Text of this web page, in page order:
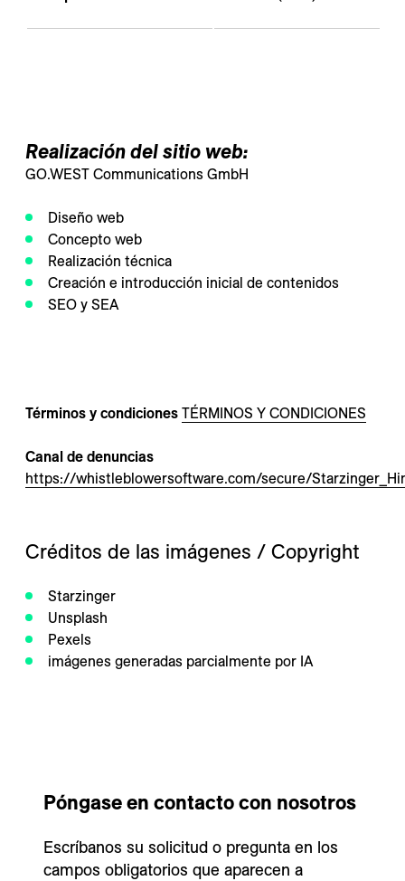
---
---
--
Realización del sitio web:
GO.WEST Communications GmbH
Diseño web
Concepto web
Realización técnica
Creación e introducción inicial de contenidos
SEO y SEA
Términos y condiciones TÉRMINOS Y CONDICIONES
Canal de denuncias
https://whistleblowersoftware.com/secure/
Créditos de las imágenes / Copyright
Starzinger
Unsplash
Pexels
imágenes generadas parcialmente por IA
Póngase en contacto con nosotros
Escríbanos su solicitud o pregunta en los
campos obligatorios que aparecen a